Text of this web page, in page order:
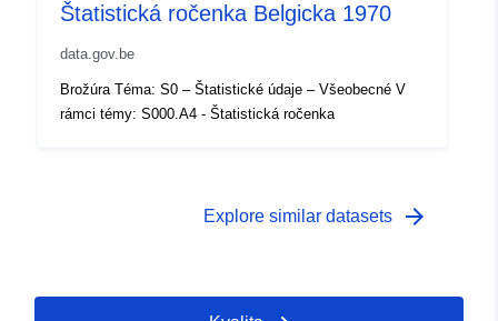
Prístupové práva: public
- 31 December 1979
Štatistická ročenka Belgicka 1970
data.gov.be
Brožúra Téma: S0 – Štatistické údaje – Všeobecné V
rámci témy: S000.A4 - Štatistická ročenka
Explore similar datasets arrow_forward